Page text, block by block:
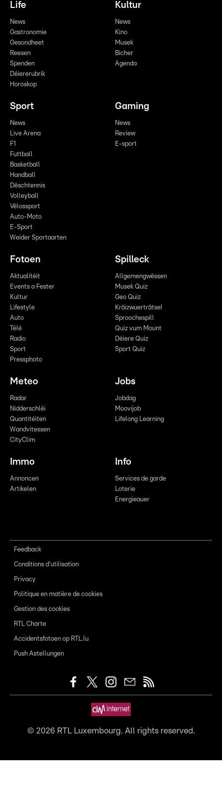
Life
News
Gastronomie
Gesondheet
Reesen
Spenden
Déiererubrik
Horoskop
Kultur
News
Kino
Musek
Bicher
Agenda
Sport
News
Live Arena
F1
Futtball
Basketball
Handball
Dëschtennis
Volleyball
Vëlossport
Auto-Moto
E-Sport
Weider Sportaarten
Gaming
News
Review
E-sport
Fotoen
Aktualitéit
Events a Fester
Kultur
Lifestyle
Auto
Télé
Radio
Sport
Pressphoto
Spilleck
Allgemengwëssen
Musek Quiz
Geo Quiz
Kräizwuerträtsel
Sproochespill
Quiz vum Mount
Déiere Quiz
Sport Quiz
Meteo
Radar
Nidderschléi
Quantitéiten
Wandvitessen
CityClim
Jobs
Jobdag
Moovijob
Lifelong Learning
Immo
Annoncen
Artikelen
Info
Services de garde
Loterie
Energieauer
Feedback
Conditions d'utilisation
Privacy
Politique en matière de cookies
Gestion des cookies
RTL Charte
Accidentsfotoen op RTL.lu
Push Astellungen
© 2026RTL Luxembourg. All rights reserved.